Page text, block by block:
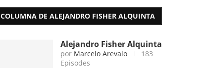
COLUMNA DE ALEJANDRO FISHER ALQUINTA
Alejandro Fisher Alquinta
por Marcelo Arevalo
183
Episodes